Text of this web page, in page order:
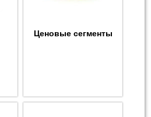
Ценовые сегменты